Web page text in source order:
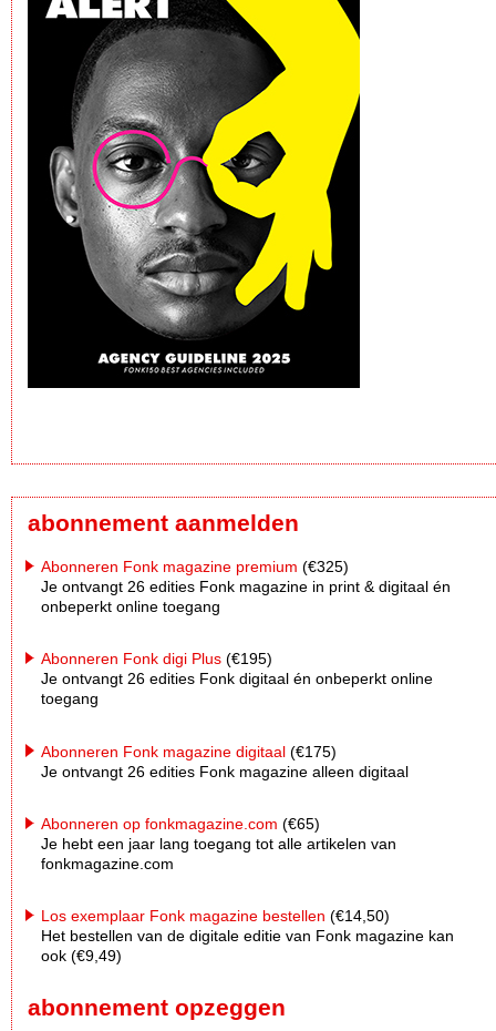
abonnement aanmelden
Abonneren Fonk magazine premium (€325)
Je ontvangt 26 edities Fonk magazine in print & digitaal én
onbeperkt online toegang
Abonneren Fonk digi Plus (€195)
Je ontvangt 26 edities Fonk digitaal én onbeperkt online
toegang
Abonneren Fonk magazine digitaal (€175)
Je ontvangt 26 edities Fonk magazine alleen digitaal
Abonneren op fonkmagazine.com (€65)
Je hebt een jaar lang toegang tot alle artikelen van
fonkmagazine.com
Los exemplaar Fonk magazine bestellen (€14,50)
Het bestellen van de digitale editie van Fonk magazine kan
ook (€9,49)
abonnement opzeggen